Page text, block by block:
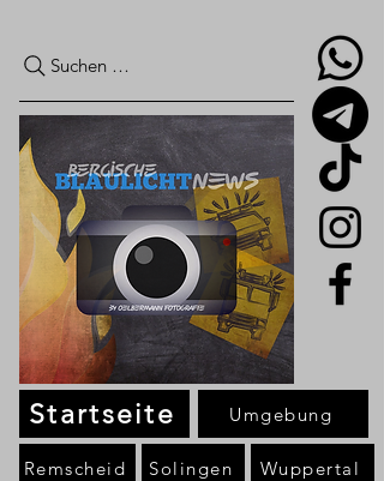
Suchen …
Startseite
Remscheid Solingen Wuppertal
Umgebung